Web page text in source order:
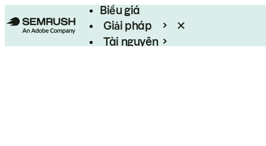
Biểu giá
Giải pháp
Tài nguyên